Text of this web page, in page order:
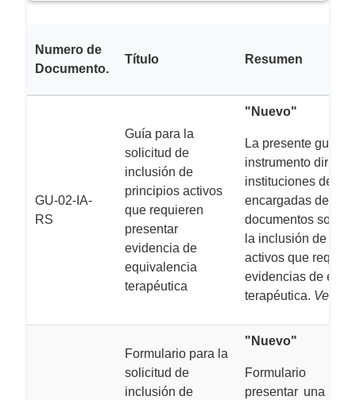
Numero de
Documento.
Título Resumen
GU-02-IA-
RS
Guía para la
solicitud de
inclusión de
principios activos
que requieren
presentar
evidencia de
equivalencia
terapéutica
"Nuevo"
La presente guía,
instrumento
instituciones de
encargadas de
documentos
la inclusión de
activos que
evidencias de
terapéutica.
Formulario para la
solicitud de
inclusión de
"Nuevo"
Formulario
presentar una